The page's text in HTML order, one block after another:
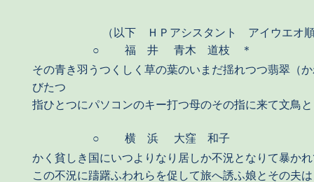
（以下 ＨＰアシスタント アイウエオ
○
福 井
青木 道枝 ＊
その青き羽うつくしく草の葉のいまだ揺れつつ翡翠（
びたつ
指ひとつにパソコンのキー打つ母のその指に来て文鳥
○ 横 浜
大窪 和子
かく貧しき国にいつよりなり居しか不況となりて暴か
この不況に躊躇ふわれらを促して旅へ誘ふ娘とその夫は